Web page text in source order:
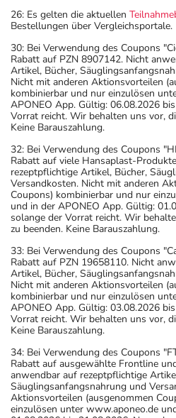
26: Es gelten die aktuellen
Bestellungen über Vergleichsportale.
30: Bei Verwendung des Coupons
Rabatt auf PZN 8907142. Nicht
Artikel, Bücher,
Nicht mit anderen Aktionsvorteilen
kombinierbar und nur einzulösen
APONEO App. Gültig: 06.08.2026
Vorrat reicht. Wir behalten uns vor,
Keine Barauszahlung.
32: Bei Verwendung des Coupons
Rabatt auf viele Hansaplast-
rezeptpflichtige Artikel, Bücher,
Versandkosten. Nicht mit anderen
Coupons) kombinierbar und nur
und in der APONEO App. Gültig:
solange der Vorrat reicht. Wir
zu beenden. Keine Barauszahlung.
33: Bei Verwendung des Coupons
Rabatt auf PZN 19658110. Nicht
Artikel, Bücher,
Nicht mit anderen Aktionsvorteilen
kombinierbar und nur einzulösen
APONEO App. Gültig: 03.08.2026
Vorrat reicht. Wir behalten uns vor,
Keine Barauszahlung.
34: Bei Verwendung des Coupons
Rabatt auf ausgewählte Frontline
anwendbar auf rezeptpflichtige
Säuglingsanfangsnahrung und
Aktionsvorteilen (ausgenommen
einzulösen unter www.aponeo.de